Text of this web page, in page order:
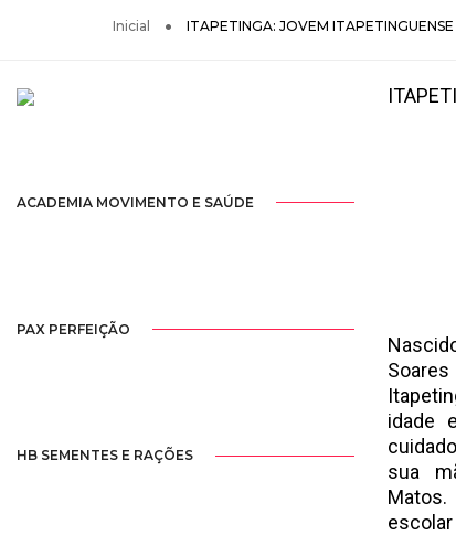
Inicial ITAPETINGA: JOVEM
idade
sua
ACADEMIA MOVIMENTO E SAÚDE
PAX PERFEIÇÃO
HB SEMENTES E RAÇÕES